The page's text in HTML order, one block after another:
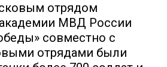
отрядом
МВД России
совместно с
отрядами были